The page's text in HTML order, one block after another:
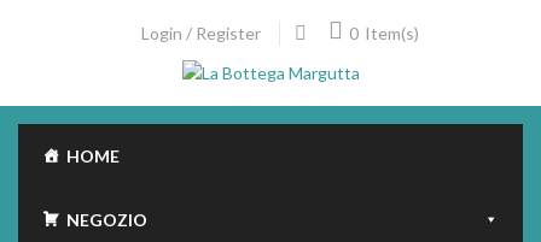
Login / Register 0 Item(s)
HOME
NEGOZIO